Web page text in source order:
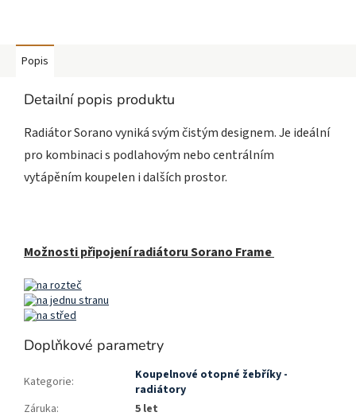
Popis
Detailní popis produktu
Radiátor Sorano vyniká svým čistým designem. Je ideální
pro kombinaci s podlahovým nebo centrálním
vytápěním koupelen i dalších prostor.
Možnosti připojení radiátoru Sorano Frame
Doplňkové parametry
Kategorie:
Koupelnové otopné žebříky -
radiátory
Záruka: 5 let